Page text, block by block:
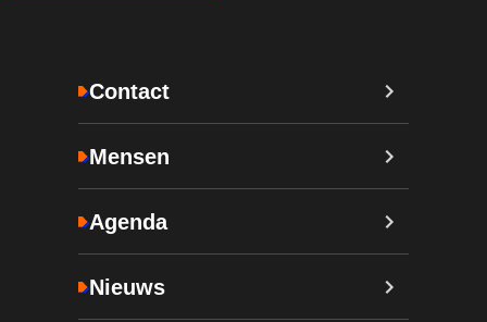
Contact
Mensen
Agenda
Nieuws